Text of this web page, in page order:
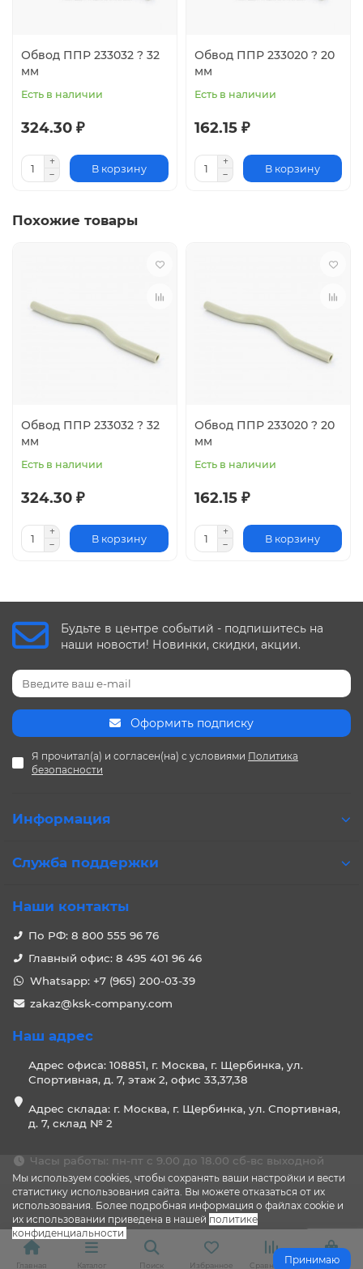
Обвод ППР 233032 ? 32
мм
Есть в наличии
324.30 ₽
В корзину
Обвод ППР 233020 ? 20
мм
Есть в наличии
162.15 ₽
В корзину
Похожие товары
Обвод ППР 233032 ? 32
мм
Есть в наличии
324.30 ₽
В корзину
Обвод ППР 233020 ? 20
мм
Есть в наличии
162.15 ₽
В корзину
Мы используем cookies, чтобы сохранять ваши настройки и вести
статистику использования сайта. Вы можете отказаться от их
использования. Более подробная информация о файлах cookie и
их использовании приведена в нашей политике
конфиденциальности
Принимаю
Будьте в центре событий - подпишитесь на
наши новости! Новинки, скидки, акции.
Оформить подписку
Я прочитал(а) и согласен(на) с условиями Политика
безопасности
Информация
Служба поддержки
Наши контакты
По РФ: 8 800 555 96 76
Главный офис: 8 495 401 96 46
Whatsapp: +7 (965) 200-03-39
zakaz@ksk-company.com
Наш адрес
Адрес офиса: 108851, г. Москва, г. Щербинка, ул.
Спортивная, д. 7, этаж 2, офис 33,37,38
Адрес склада: г. Москва, г. Щербинка, ул. Спортивная,
д. 7, склад № 2
Часы работы: пн-пт с 9.00 до 18.00 сб-вс выходной
Главная Каталог Поиск Избранное Сравнение Корзина